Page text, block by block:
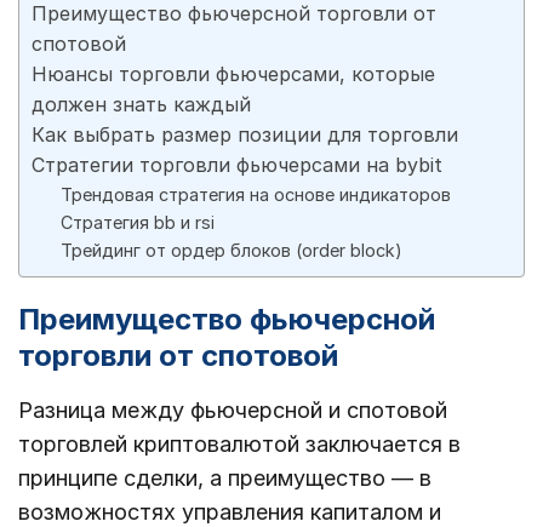
Преимущество фьючерсной торговли от
спотовой
Нюансы торговли фьючерсами, которые
должен знать каждый
Как выбрать размер позиции для торговли
Стратегии торговли фьючерсами на bybit
Трендовая стратегия на основе индикаторов
Cтратегия bb и rsi
Трейдинг от ордер блоков (order block)
Преимущество фьючерсной
торговли от спотовой
Разница между фьючерсной и спотовой
торговлей криптовалютой заключается в
принципе сделки, а преимущество — в
возможностях управления капиталом и